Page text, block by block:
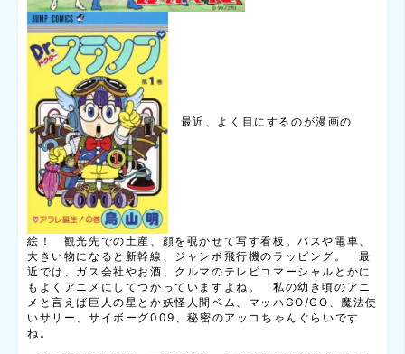
最近、よく目にするのが漫画の
絵！ 観光先での土産、顔を覗かせて写す看板。バスや電車、
大きい物になると新幹線、ジャンボ飛行機のラッピング。 最
近では、ガス会社やお酒、クルマのテレビコマーシャルとかに
もよくアニメにしてつかっていますよね。 私の幼き頃のアニ
メと言えば巨人の星とか妖怪人間ベム、マッハGO/GO、魔法使
いサリー、サイボーグ009、秘密のアッコちゃんぐらいです
ね。